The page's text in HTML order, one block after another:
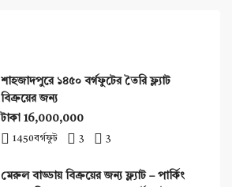
শাহজাদপুরে ১৪৫০ বর্গফুটের তৈরি ফ্ল্যাট
বিক্রয়ের জন্য
টাকা 16,000,000
1450বর্গফুট 3 3
মেরুল বাড্ডায় বিক্রয়ের জন্য ফ্ল্যাট – পার্কিং